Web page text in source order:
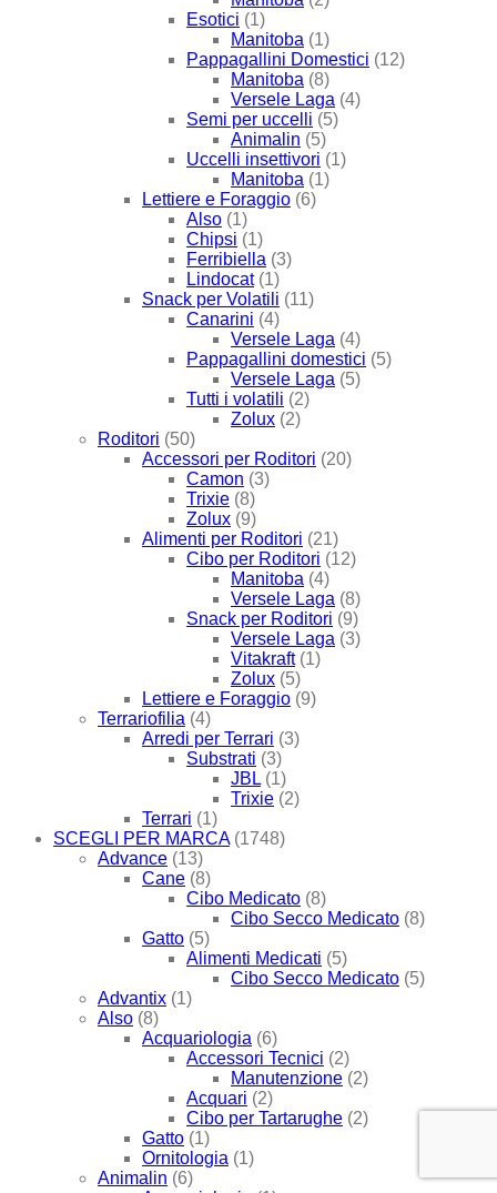
Esotici (1)
Manitoba (1)
Pappagallini Domestici (12)
Manitoba (8)
Versele Laga (4)
Semi per uccelli (5)
Animalin (5)
Uccelli insettivori (1)
Manitoba (1)
Lettiere e Foraggio (6)
Also (1)
Chipsi (1)
Ferribiella (3)
Lindocat (1)
Snack per Volatili (11)
Canarini (4)
Versele Laga (4)
Pappagallini domestici (5)
Versele Laga (5)
Tutti i volatili (2)
Zolux (2)
Roditori (50)
Accessori per Roditori (20)
Camon (3)
Trixie (8)
Zolux (9)
Alimenti per Roditori (21)
Cibo per Roditori (12)
Manitoba (4)
Versele Laga (8)
Snack per Roditori (9)
Versele Laga (3)
Vitakraft (1)
Zolux (5)
Lettiere e Foraggio (9)
Terrariofilia (4)
Arredi per Terrari (3)
Substrati (3)
JBL (1)
Trixie (2)
Terrari (1)
SCEGLI PER MARCA (1748)
Advance (13)
Cane (8)
Cibo Medicato (8)
Cibo Secco Medicato (8)
Gatto (5)
Alimenti Medicati (5)
Cibo Secco Medicato (5)
Advantix (1)
Also (8)
Acquariologia (6)
Accessori Tecnici (2)
Manutenzione (2)
Acquari (2)
Cibo per Tartarughe (2)
Gatto (1)
Ornitologia (1)
Animalin (6)